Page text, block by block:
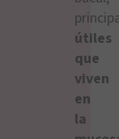
útiles
que
viven
en
la